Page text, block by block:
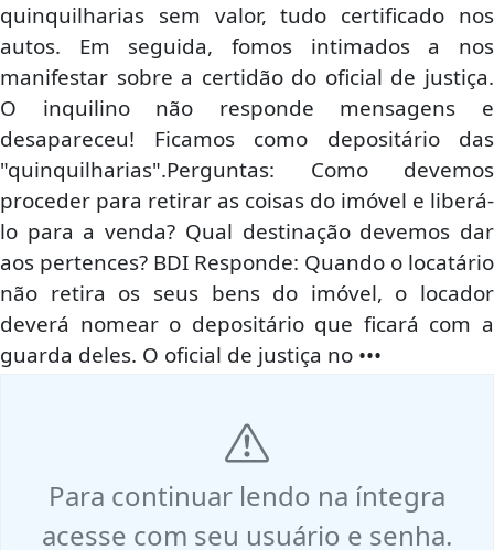
quinquilharias sem valor, tudo certificado nos
autos. Em seguida, fomos intimados a nos
manifestar sobre a certidão do oficial de justiça.
O inquilino não responde mensagens e
desapareceu! Ficamos como depositário das
"quinquilharias".Perguntas: Como devemos
proceder para retirar as coisas do imóvel e liberá-
lo para a venda? Qual destinação devemos dar
aos pertences? BDI Responde: Quando o locatário
não retira os seus bens do imóvel, o locador
deverá nomear o depositário que ficará com a
guarda deles. O oficial de justiça no •••
Para continuar lendo na íntegra
acesse com seu usuário e senha.